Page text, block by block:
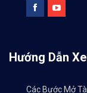
Hướng Dẫn
Các Bước Mở